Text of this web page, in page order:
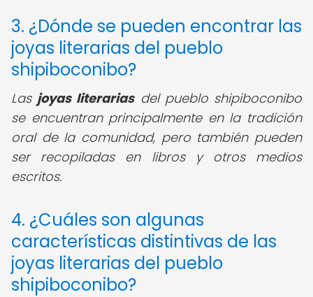
3. ¿Dónde se pueden encontrar las
joyas literarias del pueblo
shipiboconibo?
Las joyas literariasdel pueblo shipiboconibo
se encuentran principalmente en la tradición
oral de la comunidad, pero también pueden
ser recopiladas en libros y otros medios
escritos.
4. ¿Cuáles son algunas
características distintivas de las
joyas literarias del pueblo
shipiboconibo?